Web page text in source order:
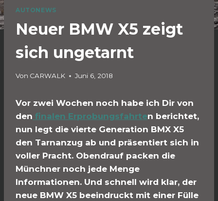
AUTONEWS
Neuer BMW X5 zeigt
sich ungetarnt
Von CARWALK Juni 6, 2018
Vor zwei Wochen noch habe ich Dir von
den finalen Erprobungsfahrten berichtet,
nun legt die vierte Generation BMX X5
den Tarnanzug ab und präsentiert sich in
voller Pracht. Obendrauf packen die
Münchner noch jede Menge
Informationen. Und schnell wird klar, der
neue BMW X5 beeindruckt mit einer Fülle